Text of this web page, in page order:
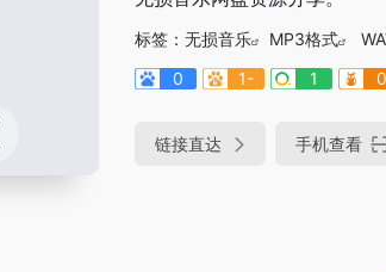
标签： 无损音乐 MP3格式
0
1- 1 0
链接直达 手机查看